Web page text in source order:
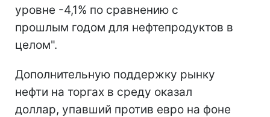
уровне -4,1% по сравнению с
прошлым годом для нефтепродуктов в
целом".
Дополнительную поддержку рынку
нефти на торгах в среду оказал
доллар, упавший против евро на фоне